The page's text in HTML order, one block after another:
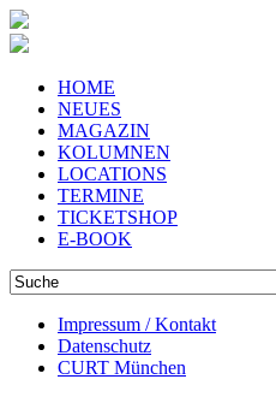
HOME
NEUES
MAGAZIN
KOLUMNEN
LOCATIONS
TERMINE
TICKETSHOP
E-BOOK
Impressum / Kontakt
Datenschutz
CURT München